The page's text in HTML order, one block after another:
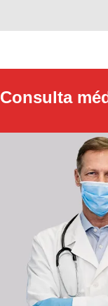
Consulta